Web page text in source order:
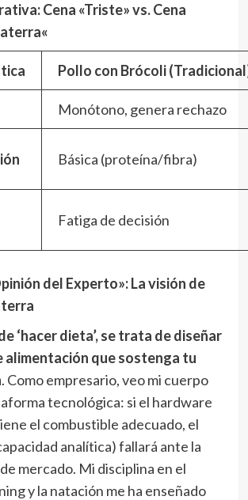
Cena «Triste» vs. Cena
«
Pollo con Brócoli
Monótono, genera rechazo
Básica (proteína/fibra)
Fatiga de decisión
del Experto»: La visión de
‘hacer dieta’, se trata de diseñar
alimentación que sostenga tu
. Como empresario, veo mi cuerpo
tecnológica: si el hardware
el combustible adecuado, el
analítica) fallará ante la
mercado. Mi disciplina en el
y la natación me ha enseñado